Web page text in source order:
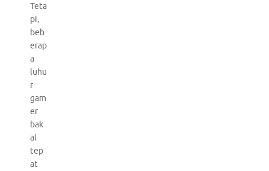
Teta
pi,
beb
erap
a
luhu
r
gam
er
bak
al
tep
at